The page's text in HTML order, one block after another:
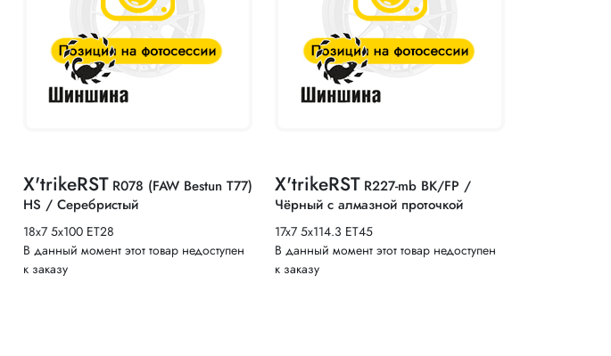
X'trikeRST R078 (FAW Bestun T77)
HS / Серебристый
18x7 5x100 ET28
В данный момент этот товар недоступен
к заказу
X'trikeRST R227-mb BK/FP /
Чёрный с алмазной проточкой
17x7 5x114.3 ET45
В данный момент этот товар недоступен
к заказу